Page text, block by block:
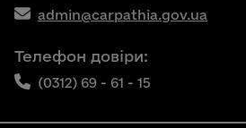
admin@carpathia.gov.ua
Телефон довіри:
(0312) 69 - 61 - 15